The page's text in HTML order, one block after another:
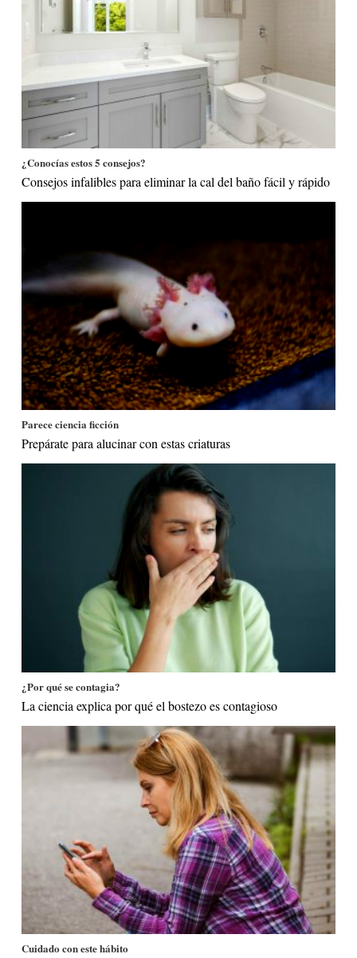
¿Conocías estos 5 consejos?
Consejos infalibles para eliminar la cal del baño fácil y rápido
Parece ciencia ficción
Prepárate para alucinar con estas criaturas
¿Por qué se contagia?
La ciencia explica por qué el bostezo es contagioso
Cuidado con este hábito